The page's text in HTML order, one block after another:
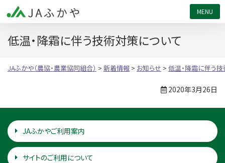
低温・降霜に伴う技術対策について
JAふかや（農協・農業協同組合） > 新着情報 > お知らせ > 低温・降霜に伴う
2020年3月26日
JAふかやご利用案内
サイトのご利用について